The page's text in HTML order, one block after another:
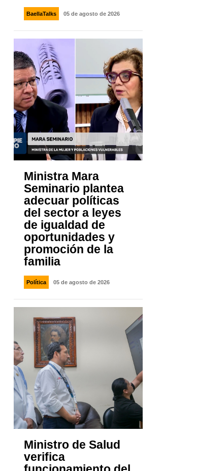
BaellaTalks 05 de agosto de 2026
Ministra Mara
Seminario plantea
adecuar políticas
del sector a leyes
de igualdad de
oportunidades y
promoción de la
familia
Política 05 de agosto de 2026
Ministro de Salud
verifica